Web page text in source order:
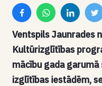
Ventspils Jaunrades
Kultūrizglītības
mācību gada
izglītības iestādēm,